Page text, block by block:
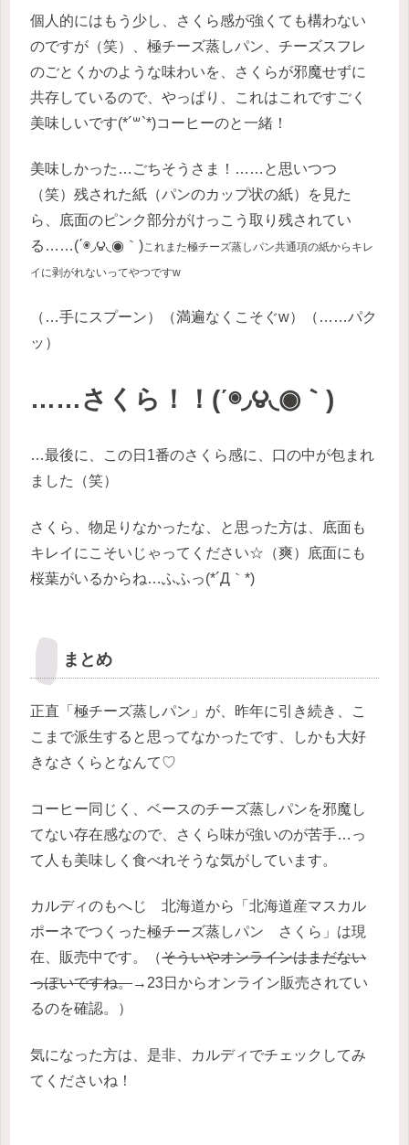
個人的にはもう少し、さくら感が強くても構わない
のですが（笑）、極チーズ蒸しパン、チーズスフレ
のごとくかのような味わいを、さくらが邪魔せずに
共存しているので、やっぱり、これはこれですごく
美味しいです(*´꒳`*)コーヒーのと一緒！
美味しかった…ごちそうさま！……と思いつつ
（笑）残された紙（パンのカップ状の紙）を見た
ら、底面のピンク部分がけっこう取り残されてい
る……(΄◉◞౪◟◉｀)これまた極チーズ蒸しパン共通項の紙からキレ
イに剥がれないってやつですw
（…手にスプーン）（満遍なくこそぐw）（……パク
ッ）
……さくら！！(΄◉◞౪◟◉｀)
…最後に、この日1番のさくら感に、口の中が包まれ
ました（笑）
さくら、物足りなかったな、と思った方は、底面も
キレイにこそいじゃってください☆（爽）底面にも
桜葉がいるからね…ふふっ(*´Д｀*)
まとめ
正直「極チーズ蒸しパン」が、昨年に引き続き、こ
こまで派生すると思ってなかったです、しかも大好
きなさくらとなんて♡
コーヒー同じく、ベースのチーズ蒸しパンを邪魔し
てない存在感なので、さくら味が強いのが苦手…っ
て人も美味しく食べれそうな気がしています。
カルディのもへじ 北海道から「北海道産マスカル
ポーネでつくった極チーズ蒸しパン さくら」は現
在、販売中です。（そういやオンラインはまだない
っぽいですね。→23日からオンライン販売されてい
るのを確認。）
気になった方は、是非、カルディでチェックしてみ
てくださいね！